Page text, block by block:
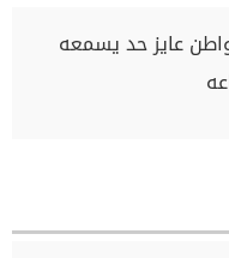
عايز حد يسمعه